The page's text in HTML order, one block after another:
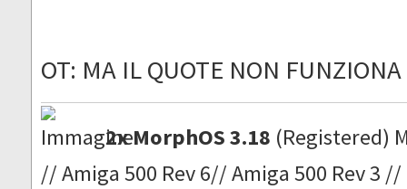
OT: MA IL QUOTE NON
2x MorphOS 3.18 (Registered)
// Amiga 500 Rev 6// Amiga 500 Rev 3 //